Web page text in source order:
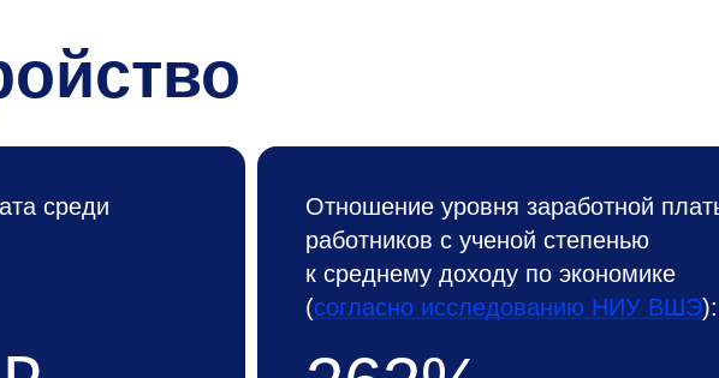
среди
Отношение уровня заработной
работников с ученой степенью
к среднему доходу по экономике
(согласно исследованию НИУ ВШЭ):